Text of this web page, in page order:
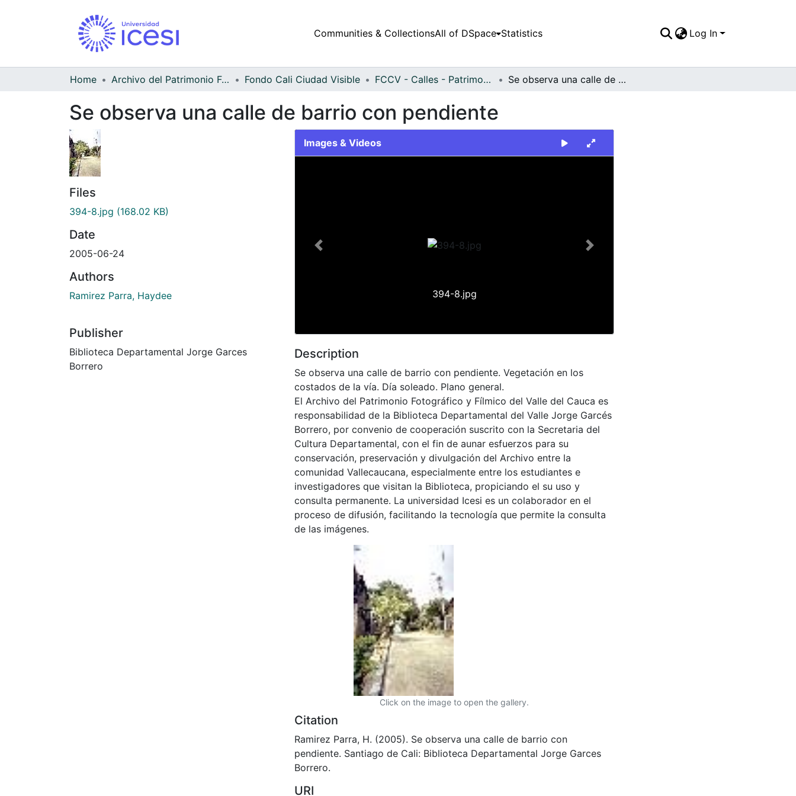
Communities & CollectionsAll of DSpace Statistics Log In
Home Archivo del Patrimonio Fotográfico y Fílmico del Valle del Cauca Fondo Cali Ciudad Visible FCCV - Calles - Patrimonial Se observa una calle de barrio con pendiente
Se observa una calle de barrio con pendiente
Files
394-8.jpg (168.02 KB)
Date
2005-06-24
Authors
Ramirez Parra, Haydee
Publisher
Biblioteca Departamental Jorge Garces
Borrero
Images & Videos
394-8.jpg
Previous Next
Description
Se observa una calle de barrio con pendiente. Vegetación en los
costados de la vía. Día soleado. Plano general.
El Archivo del Patrimonio Fotográfico y Fílmico del Valle del Cauca es
responsabilidad de la Biblioteca Departamental del Valle Jorge Garcés
Borrero, por convenio de cooperación suscrito con la Secretaria del
Cultura Departamental, con el fin de aunar esfuerzos para su
conservación, preservación y divulgación del Archivo entre la
comunidad Vallecaucana, especialmente entre los estudiantes e
investigadores que visitan la Biblioteca, propiciando el su uso y
consulta permanente. La universidad Icesi es un colaborador en el
proceso de difusión, facilitando la tecnología que permite la consulta
de las imágenes.
Click on the image to open the gallery.
Citation
Ramirez Parra, H. (2005). Se observa una calle de barrio con
pendiente. Santiago de Cali: Biblioteca Departamental Jorge Garces
Borrero.
URI